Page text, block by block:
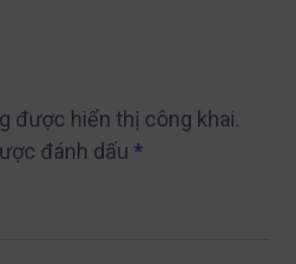
được hiển thị công khai.
đánh dấu*